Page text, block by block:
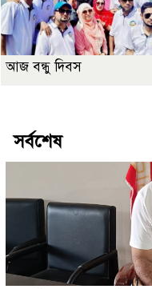
আজ বন্ধু দিবস
সর্বশেষ